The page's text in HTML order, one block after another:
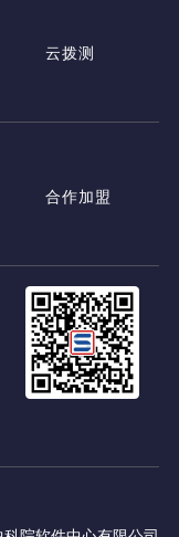
云拨测
合作加盟